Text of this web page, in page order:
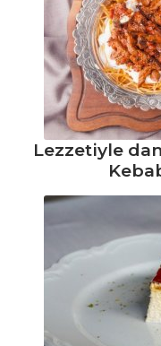
Soğan Çiçeği
Tarifi, Nasıl
Zeytinyağlı
Kabak Tarifi,
Yapılır?
Zeytinyağlı
Arapsaçı Tarifi,
Sebze Yemekleri
Tüm Tarifleri
İÇECEKLER
Lezzetiyle